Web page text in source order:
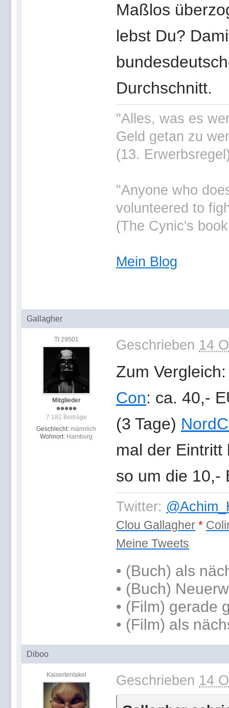
Maßlos
lebst Du?
Durchschnitt.
"Alles, was es
Geld getan zu
(13.
"Anyone who
volunteered to
(The Cynic's
Mein Blog
Gallagher
TI 29501
Mitglieder
7.181 Beiträge
Geschlecht: männlich
Wohnort: Hamburg
Geschrieben 14
Zum
Con: ca. 40,-
(3 Tage)
mal der Eintritt
so um die 10,-
Twitter:
Clou Gallagher *
Meine Tweets
• (Buch) als
• (Buch)
• (Film) gerade
• (Film) als
Diboo
Kaisertentakel Geschrieben 14